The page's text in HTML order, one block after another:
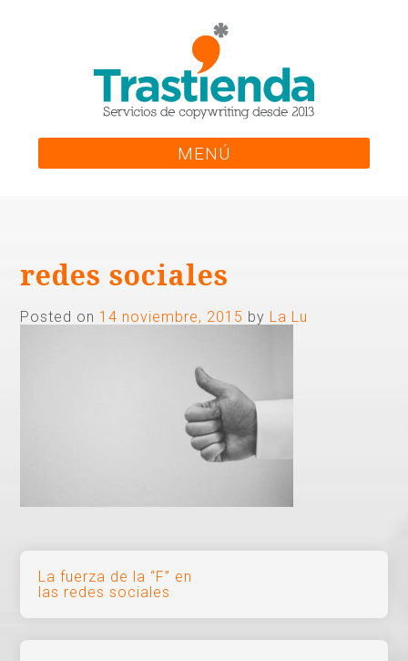
MENÚ
redes sociales
Posted on 14 noviembre, 2015 by La Lu
Navegación
de
entradas
La fuerza de la “F” en
las redes sociales